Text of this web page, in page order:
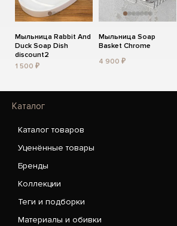
Мыльница Rabbit And
Duck Soap Dish
discount2
1 500 ₽
Мыльница Soap
Basket Chrome
4 900 ₽
Каталог
Каталог товаров
Уценённые товары
Бренды
Коллекции
Теги и подборки
Материалы и обивки